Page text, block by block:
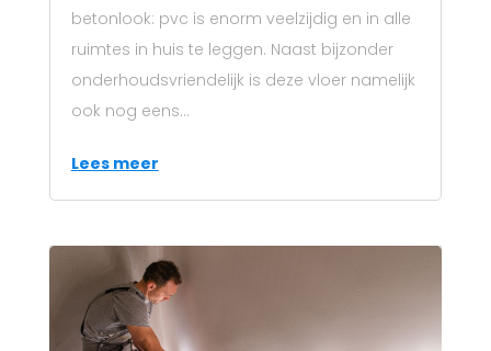
betonlook: pvc is enorm veelzijdig en in alle
ruimtes in huis te leggen. Naast bijzonder
onderhoudsvriendelijk is deze vloer namelijk
ook nog eens...
Lees meer